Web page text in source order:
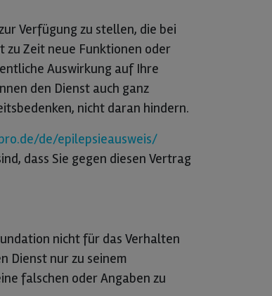
Verfügung zu stellen, die bei
zu Zeit neue Funktionen oder
Auswirkung auf Ihre
den Dienst auch ganz
nicht daran hindern.
de/epilepsieausweis/
dass Sie gegen diesen Vertrag
nicht für das Verhalten
Dienst nur zu seinem
falschen oder Angaben zu